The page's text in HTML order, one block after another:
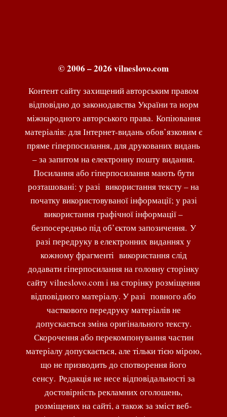
© 2006 – 2026 vilneslovo.com
Контент сайту захищений авторським правом
відповідно до законодавства України та норм
міжнародного авторського права. Копіювання
матеріалів: для Інтернет-видань обов’язковим є
пряме гіперпосилання, для друкованих видань
– за запитом на електронну пошту видання.
Посилання або гіперпосилання мають бути
розташовані: у разі використання тексту – на
початку використовуваної інформації; у разі
використання графічної інформації –
безпосередньо під об’єктом запозичення. У
разі передруку в електронних виданнях у
кожному фрагменті використання слід
додавати гіперпосилання на головну сторінку
сайту vilneslovo.com і на сторінку розміщення
відповідного матеріалу. У разі повного або
часткового передруку матеріалів не
допускається зміна оригінального тексту.
Скорочення або перекомпонування частин
матеріалу допускається, але тільки тією мірою,
що не призводить до спотворення його
сенсу. Редакція не несе відповідальності за
достовірність рекламних оголошень,
розміщених на сайті, а також за зміст веб-